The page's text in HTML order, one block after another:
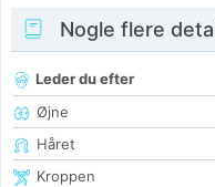
Nogle flere
Leder du efter
Øjne
Håret
Kroppen